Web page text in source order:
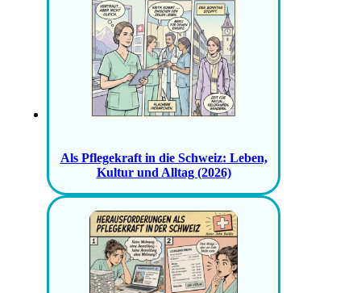
Als Pflegekraft in die Schweiz: Leben,
Kultur und Alltag (2026)